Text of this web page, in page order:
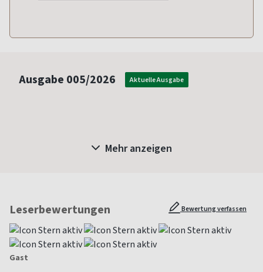
Ausgabe 005/2026 Aktuelle Ausgabe
Mehr anzeigen
Leserbewertungen Bewertung verfassen
Gast